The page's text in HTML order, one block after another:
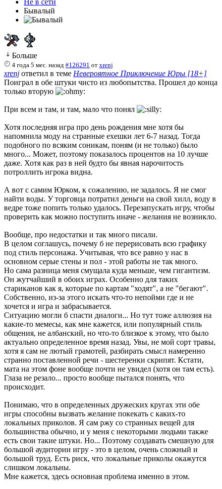
Бывалый
Больше
4 года 5 мес. назад #126291 отxrenj
xrenj ответил в теме Невероятное Приключение Юры [18+]
Поиграл в обе штуки чисто из любопытства. Прошел до конца
только вторую
При всем и там, и там, мало что понял
Хотя последняя игра про день рождения мне хотя бы
напомнила моду на странные ехешки лет 6-7 назад. Тогда
подобного по всяким соникам, поням (и не только) было
много... Может, поэтому показалось процентов на 10 лучше
даже. Хотя как раз в ней будто бы явная нарочитость
потроллить игрока видна.
А вот с самим Юрком, к сожалению, не задалось. Я не смог
найти воды. У торговца потратил деньги на свой хилл, воду в
ведре тоже попить только удалось. Перезапускать игру, чтобы
проверить как можно поступить иначе - желания не возникло.
Вообще, про недостатки и так много писали.
В целом соглашусь, почему б не перерисовать всю графику
под стиль персонажа. Учитывая, что все равно у нас в
основном серые стены и пол - этой работы не так много.
Но сама разница меня смущала куда меньше, чем гигантизм.
Он жутчайший в обоих играх. Особенно для таких
стариканов как я, которые по картам "ходят", а не "бегают".
Собственно, из-за этого искать что-то непойми где и не
хочется и игра и забрасывается.
Ситуацию могли б спасти диалоги... Но тут тоже аллюзия на
какие-то мемесы, как мне кажется, или популярный стиль
общения, не албанский, но что-то близкое к этому, что было
актуально определенное время назад. Увы, не мой сорт травы,
хотя я сам не лютый грамотей, разбирать смысл намеренно
странно поставленной речи - шестеренки скрипят. Кстати,
мата на этом фоне вообще почти не увидел (хотя он там есть).
Глаза не резало... просто вообще пытался понять, что
происходит.
Понимаю, что в определенных дружеских кругах эти обе
игры способны вызвать желание покекать с каких-то
локальных приколов. Я сам ржу со странных вещей для
большинства обычно, и у меня с некоторыми людьми также
есть свои такие штуки. Но... Поэтому создавать смешную для
большой аудитории игру - это в целом, очень сложный и
большой труд. Есть риск, что локальные приколы окажутся
слишком локальны.
Мне кажется, здесь основная проблема именно в этом.